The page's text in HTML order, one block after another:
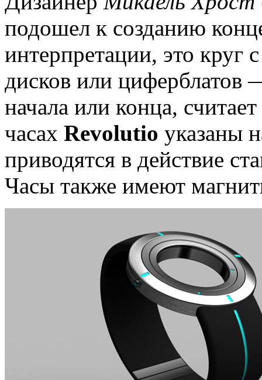
подошел к созданию
интерпретации, это круг
дисков или циферблатов
начала или конца,
часах Revolutio указаны
приводятся в действие
Часы также имеют